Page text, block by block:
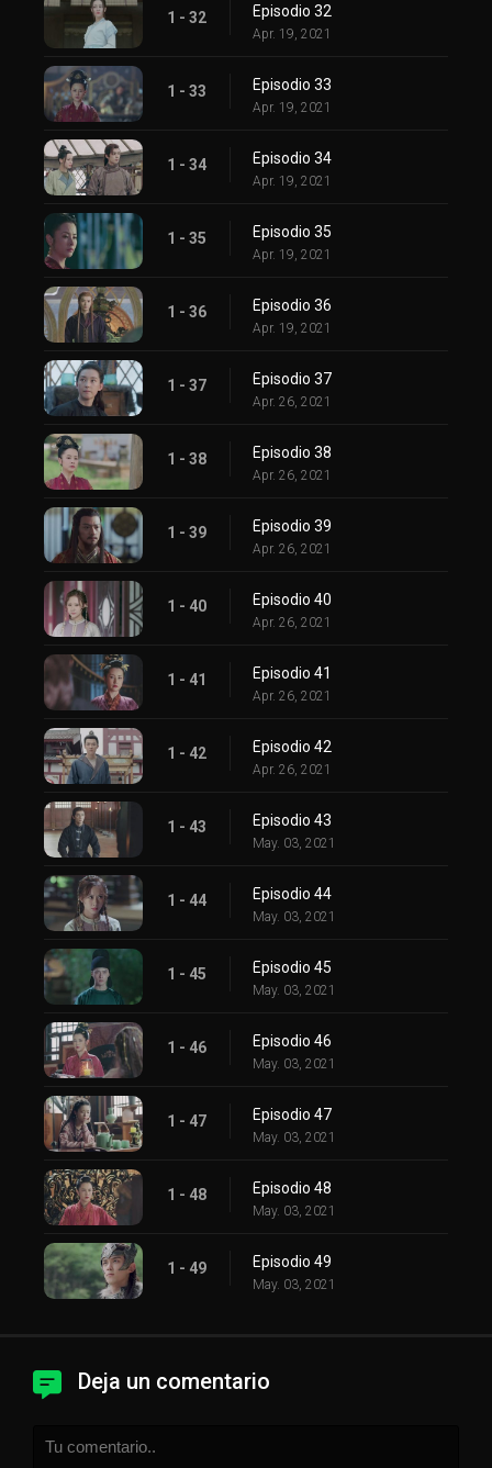
1 - 32 Episodio 32
Apr. 19, 2021
1 - 33 Episodio 33
Apr. 19, 2021
1 - 34 Episodio 34
Apr. 19, 2021
1 - 35 Episodio 35
Apr. 19, 2021
1 - 36 Episodio 36
Apr. 19, 2021
1 - 37 Episodio 37
Apr. 26, 2021
1 - 38 Episodio 38
Apr. 26, 2021
1 - 39 Episodio 39
Apr. 26, 2021
1 - 40 Episodio 40
Apr. 26, 2021
1 - 41 Episodio 41
Apr. 26, 2021
1 - 42 Episodio 42
Apr. 26, 2021
1 - 43 Episodio 43
May. 03, 2021
1 - 44 Episodio 44
May. 03, 2021
1 - 45 Episodio 45
May. 03, 2021
1 - 46 Episodio 46
May. 03, 2021
1 - 47 Episodio 47
May. 03, 2021
1 - 48 Episodio 48
May. 03, 2021
1 - 49 Episodio 49
May. 03, 2021
Deja un comentario